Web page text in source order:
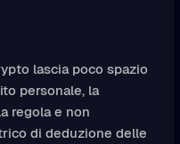
lascia poco spazio
personale, la
regola e non
di deduzione delle